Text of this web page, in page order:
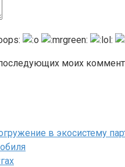
моих
в экосистему